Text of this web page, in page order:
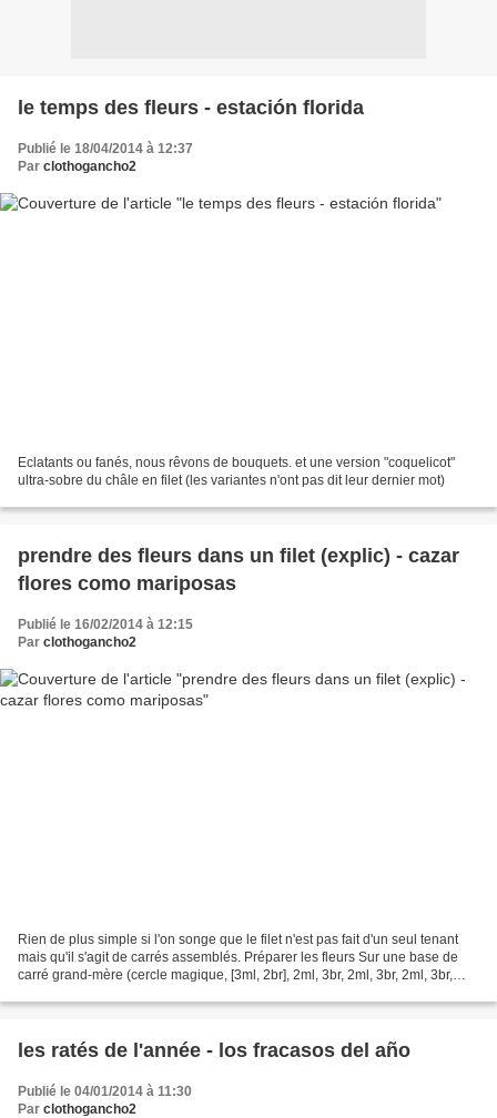
le temps des fleurs - estación florida
Publié le 18/04/2014 à 12:37
Par clothogancho2
Eclatants ou fanés, nous rêvons de bouquets. et une version "coquelicot"
ultra-sobre du châle en filet (les variantes n'ont pas dit leur dernier mot)
prendre des fleurs dans un filet (explic) - cazar
flores como mariposas
Publié le 16/02/2014 à 12:15
Par clothogancho2
Rien de plus simple si l'on songe que le filet n'est pas fait d'un seul tenant
mais qu'il s'agit de carrés assemblés. Préparer les fleurs Sur une base de
carré grand-mère (cercle magique, [3ml, 2br], 2ml, 3br, 2ml, 3br, 2ml, 3br,
les ratés de l'année - los fracasos del año
Publié le 04/01/2014 à 11:30
Par clothogancho2